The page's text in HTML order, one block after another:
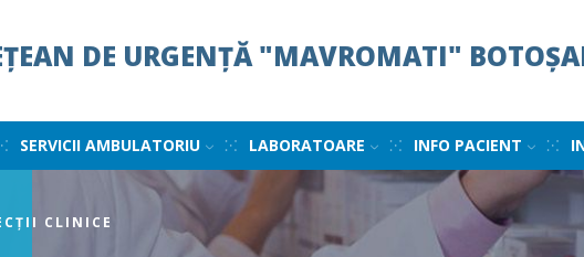
DE URGENȚĂ "MAVROMATI"
SERVICII AMBULATORIU LABORATOARE INFO PACIENT
CLINICE